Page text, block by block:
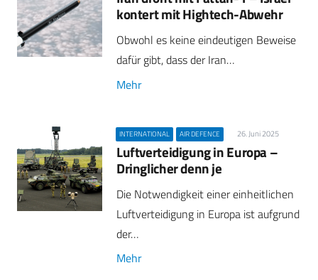
kontert mit Hightech-Abwehr
Obwohl es keine eindeutigen Beweise
dafür gibt, dass der Iran…
Mehr
INTERNATIONAL AIR DEFENCE 26. Juni 2025
Luftverteidigung in Europa –
Dringlicher denn je
Die Notwendigkeit einer einheitlichen
Luftverteidigung in Europa ist aufgrund
der…
Mehr